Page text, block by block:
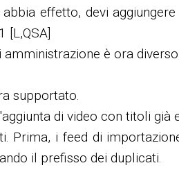
effetto, devi
[L,QSA]
è ora
supportato.
di video con titoli
Prima, i feed di
il prefisso dei duplicati.